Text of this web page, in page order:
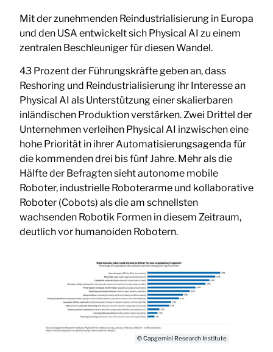
Mit der zunehmenden Reindustrialisierung in Europa
und den USA entwickelt sich Physical AI zu einem
zentralen Beschleuniger für diesen Wandel.
43 Prozent der Führungskräfte geben an, dass
Reshoring und Reindustrialisierung ihr Interesse an
Physical AI als Unterstützung einer skalierbaren
inländischen Produktion verstärken. Zwei Drittel der
Unternehmen verleihen Physical AI inzwischen eine
hohe Priorität in ihrer Automatisierungsagenda für
die kommenden drei bis fünf Jahre. Mehr als die
Hälfte der Befragten sieht autonome mobile
Roboter, industrielle Roboterarme und kollaborative
Roboter (Cobots) als die am schnellsten
wachsenden Robotik Formen in diesem Zeitraum,
deutlich vor humanoiden Robotern.
© Capgemini Research Institute